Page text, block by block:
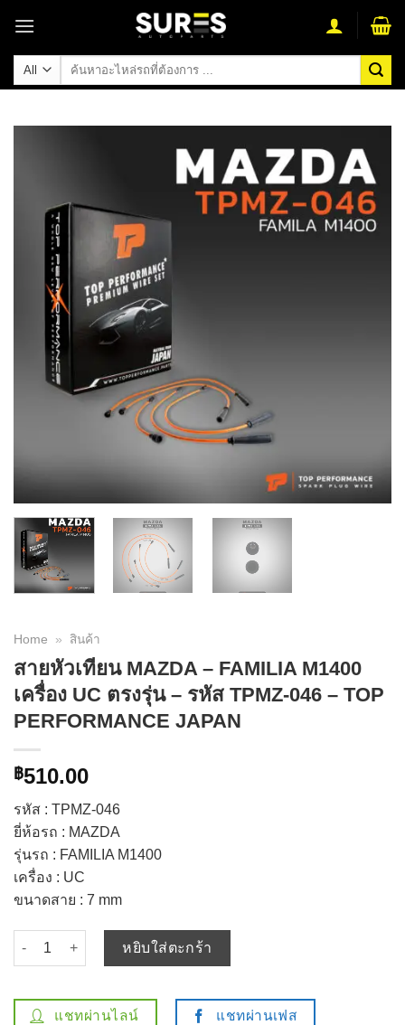
content
ค้นหา:
Home » สินค้า
สายหัวเทียน MAZDA – FAMILIA M1400
เครื่อง UC ตรงรุ่น – รหัส TPMZ-046 – TOP
PERFORMANCE JAPAN
฿510.00
รหัส : TPMZ-046
ยี่ห้อรถ : MAZDA
รุ่นรถ : FAMILIA M1400
เครื่อง : UC
ขนาดสาย : 7 mm
จำนวน สายหัวเทียน MAZDA - FAMILIA M1400 เครื่อง UC ตรงรุ่น -
หยิบใส่ตะกร้า
แชทผ่านไลน์ แชทผ่านเฟส